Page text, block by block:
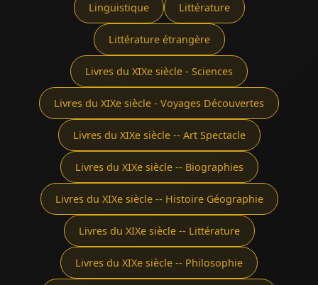
Linguistique Littérature
Littérature étrangère
Livres du XIXe siècle - Sciences
Livres du XIXe siècle - Voyages Découvertes
Livres du XIXe siècle -- Art Spectacle
Livres du XIXe siècle -- Biographies
Livres du XIXe siècle -- Histoire Géographie
Livres du XIXe siècle -- Littérature
Livres du XIXe siècle -- Philosophie